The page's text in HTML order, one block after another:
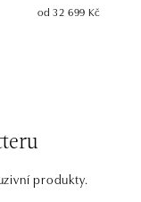
od 32 699 Kč
produkty.